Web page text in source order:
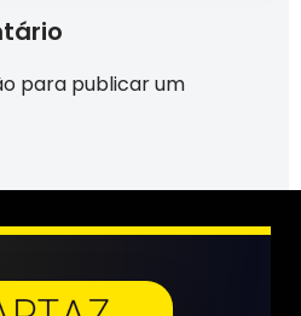
para publicar um